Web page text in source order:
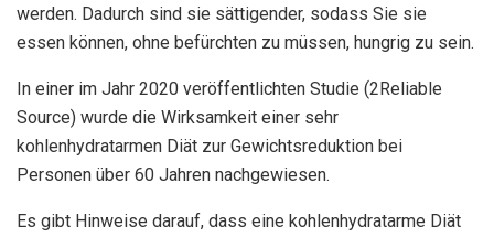
werden. Dadurch sind sie sättigender, sodass Sie sie
essen können, ohne befürchten zu müssen, hungrig zu sein.
In einer im Jahr 2020 veröffentlichten Studie (2Reliable
Source) wurde die Wirksamkeit einer sehr
kohlenhydratarmen Diät zur Gewichtsreduktion bei
Personen über 60 Jahren nachgewiesen.
Es gibt Hinweise darauf, dass eine kohlenhydratarme Diät